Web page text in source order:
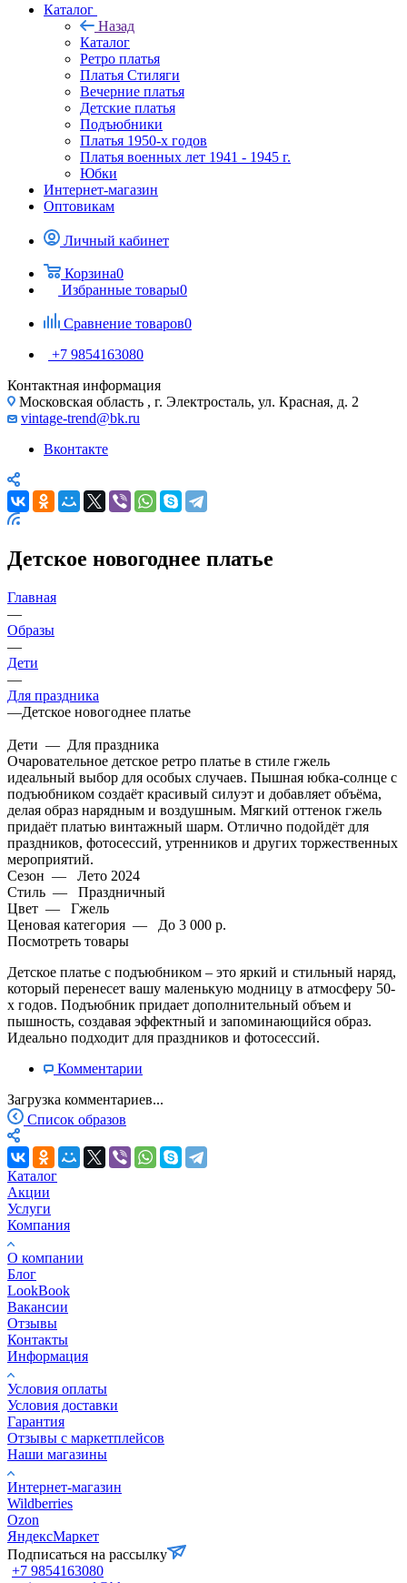
Каталог
Назад
Каталог
Ретро платья
Платья Стиляги
Вечерние платья
Детские платья
Подъюбники
Платья 1950-х годов
Платья военных лет 1941 - 1945 г.
Юбки
Интернет-магазин
Оптовикам
Личный кабинет
Корзина0
Избранные товары0
Сравнение товаров0
+7 9854163080
Контактная информация
Московская область , г. Электросталь, ул. Красная, д. 2
vintage-trend@bk.ru
Вконтакте
Детское новогоднее платье
Главная
—
Образы
—
Дети
—
Для праздника
—Детское новогоднее платье
Дети — Для праздника
Очаровательное детское ретро платье в стиле гжель
идеальный выбор для особых случаев. Пышная юбка-солнце с
подъюбником создаёт красивый силуэт и добавляет объёма,
делая образ нарядным и воздушным. Мягкий оттенок гжель
придаёт платью винтажный шарм. Отлично подойдёт для
праздников, фотосессий, утренников и других торжественных
мероприятий.
Сезон —
Лето 2024
Стиль —
Праздничный
Цвет —
Гжель
Ценовая категория —
До 3 000 р.
Посмотреть товары
Детское платье с подъюбником – это яркий и стильный наряд,
который перенесет вашу маленькую модницу в атмосферу 50-
х годов. Подъюбник придает дополнительный объем и
пышность, создавая эффектный и запоминающийся образ.
Идеально подходит для праздников и фотосессий.
Комментарии
Загрузка комментариев...
Список образов
Каталог
Акции
Услуги
Компания
О компании
Блог
LookBook
Вакансии
Отзывы
Контакты
Информация
Условия оплаты
Условия доставки
Гарантия
Отзывы с маркетплейсов
Наши магазины
Интернет-магазин
Wildberries
Ozon
ЯндексМаркет
Подписаться на рассылку
+7 9854163080